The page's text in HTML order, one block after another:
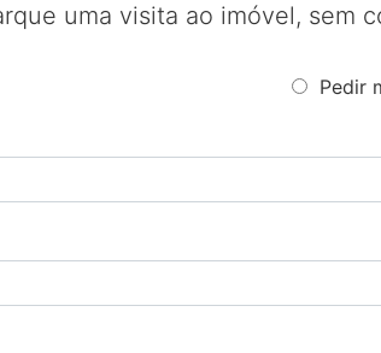
uma visita ao imóvel, sem
Pedir